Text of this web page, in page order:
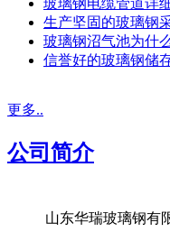
生产坚固的玻璃钢
玻璃钢沼气池为什
信誉好的玻璃钢储
更多..
公司简介
山东华瑞玻璃钢有限